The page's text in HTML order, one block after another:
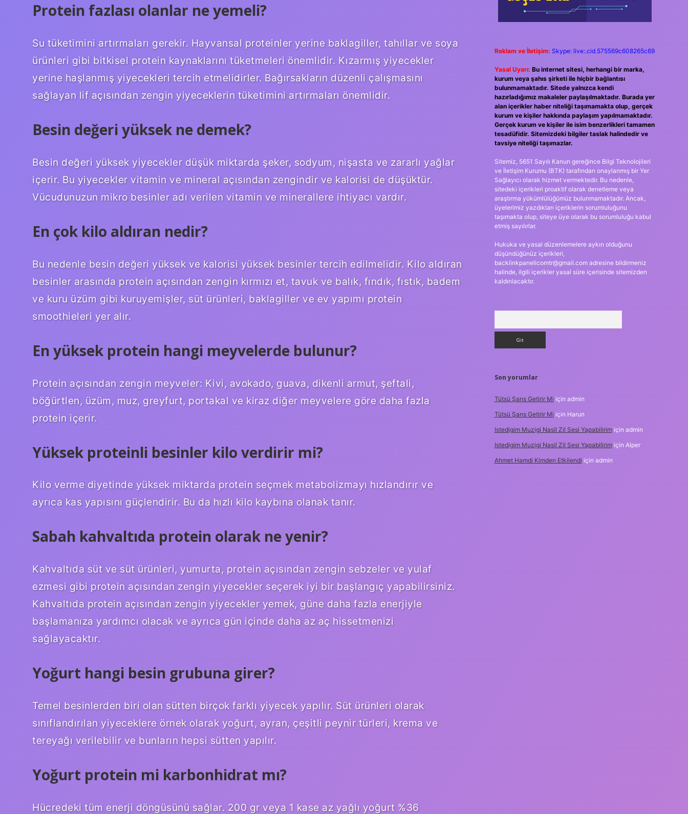
Protein fazlası olanlar ne yemeli?
Su tüketimini artırmaları gerekir. Hayvansal proteinler yerine baklagiller, tahıllar ve soya
ürünleri gibi bitkisel protein kaynaklarını tüketmeleri önemlidir. Kızarmış yiyecekler
yerine haşlanmış yiyecekleri tercih etmelidirler. Bağırsakların düzenli çalışmasını
sağlayan lif açısından zengin yiyeceklerin tüketimini artırmaları önemlidir.
Besin değeri yüksek ne demek?
Besin değeri yüksek yiyecekler düşük miktarda şeker, sodyum, nişasta ve zararlı yağlar
içerir. Bu yiyecekler vitamin ve mineral açısından zengindir ve kalorisi de düşüktür.
Vücudunuzun mikro besinler adı verilen vitamin ve minerallere ihtiyacı vardır.
En çok kilo aldıran nedir?
Bu nedenle besin değeri yüksek ve kalorisi yüksek besinler tercih edilmelidir. Kilo aldıran
besinler arasında protein açısından zengin kırmızı et, tavuk ve balık, fındık, fıstık, badem
ve kuru üzüm gibi kuruyemişler, süt ürünleri, baklagiller ve ev yapımı protein
smoothieleri yer alır.
En yüksek protein hangi meyvelerde bulunur?
Protein açısından zengin meyveler: Kivi, avokado, guava, dikenli armut, şeftali,
böğürtlen, üzüm, muz, greyfurt, portakal ve kiraz diğer meyvelere göre daha fazla
protein içerir.
Yüksek proteinli besinler kilo verdirir mi?
Kilo verme diyetinde yüksek miktarda protein seçmek metabolizmayı hızlandırır ve
ayrıca kas yapısını güçlendirir. Bu da hızlı kilo kaybına olanak tanır.
Sabah kahvaltıda protein olarak ne yenir?
Kahvaltıda süt ve süt ürünleri, yumurta, protein açısından zengin sebzeler ve yulaf
ezmesi gibi protein açısından zengin yiyecekler seçerek iyi bir başlangıç ​​yapabilirsiniz.
Kahvaltıda protein açısından zengin yiyecekler yemek, güne daha fazla enerjiyle
başlamanıza yardımcı olacak ve ayrıca gün içinde daha az aç hissetmenizi
sağlayacaktır.
Yoğurt hangi besin grubuna girer?
Temel besinlerden biri olan sütten birçok farklı yiyecek yapılır. Süt ürünleri olarak
sınıflandırılan yiyeceklere örnek olarak yoğurt, ayran, çeşitli peynir türleri, krema ve
tereyağı verilebilir ve bunların hepsi sütten yapılır.
Yoğurt protein mi karbonhidrat mı?
Hücredeki tüm enerji döngüsünü sağlar. 200 gr veya 1 kase az yağlı yoğurt %36
Reklam ve İletişim: Skype: live:.cid.575569c608265c69
Yasal Uyarı: Bu internet sitesi, herhangi bir marka,
kurum veya şahıs şirketi ile hiçbir bağlantısı
bulunmamaktadır. Sitede yalnızca kendi
hazırladığımız makaleler paylaşılmaktadır. Burada yer
alan içerikler haber niteliği taşımamakta olup, gerçek
kurum ve kişiler hakkında paylaşım yapılmamaktadır.
Gerçek kurum ve kişiler ile isim benzerlikleri tamamen
tesadüfidir. Sitemizdeki bilgiler taslak halindedir ve
tavsiye niteliği taşımazlar.
Sitemiz, 5651 Sayılı Kanun gereğince Bilgi Teknolojileri
ve İletişim Kurumu (BTK) tarafından onaylanmış bir Yer
Sağlayıcı olarak hizmet vermektedir. Bu nedenle,
sitedeki içerikleri proaktif olarak denetleme veya
araştırma yükümlülüğümüz bulunmamaktadır. Ancak,
üyelerimiz yazdıkları içeriklerin sorumluluğunu
taşımakta olup, siteye üye olarak bu sorumluluğu kabul
etmiş sayılırlar.
Hukuka ve yasal düzenlemelere aykırı olduğunu
düşündüğünüz içerikleri,
backlinkpanelicomtr@gmail.comadresine bildirmeniz
halinde, ilgili içerikler yasal süre içerisinde sitemizden
kaldırılacaktır.
Son yorumlar
Tütsü Şans Getirir Mi için admin
Tütsü Şans Getirir Mi için Harun
Istedigim Muzigi Nasil Zil Sesi Yapabilirimiçin admin
Istedigim Muzigi Nasil Zil Sesi Yapabilirimiçin Alper
Ahmet Hamdi Kimden Etkilendi için admin